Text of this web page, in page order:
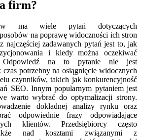
firm?
ma wiele pytań dotyczących
na poprawę widoczności ich stron
najczęściej zadawanych pytań jest to, jak
i kiedy można oczekiwać
Odpowiedź na to pytanie nie jest
czas potrzebny na osiągnięcie widocznych
czynników, takich jak konkurencyjność
SEO. Innym popularnym pytaniem jest
warto wybrać do optymalizacji strony.
dokładnej analizy rynku oraz
odpowiednie frazy odpowiadające
klientów. Przedsiębiorcy często
nad kosztami związanymi z